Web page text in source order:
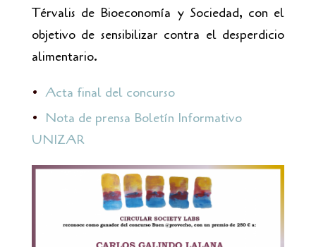
Térvalis de Bioeconomía y Sociedad, con el
objetivo de sensibilizar contra el desperdicio
alimentario.
Acta final del concurso
Nota de prensa Boletín Informativo
UNIZAR